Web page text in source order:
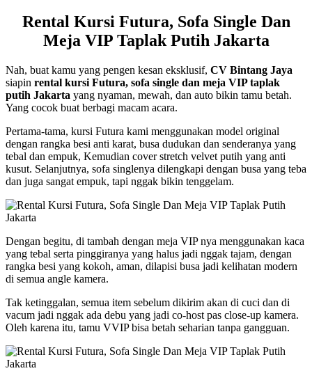
Rental Kursi Futura, Sofa Single Dan
Meja VIP Taplak Putih Jakarta
Nah, buat kamu yang pengen kesan eksklusif, CV Bintang Jaya
siapin rental kursi Futura, sofa single dan meja VIP taplak
putih Jakarta yang nyaman, mewah, dan auto bikin tamu betah.
Yang cocok buat berbagi macam acara.
Pertama-tama, kursi Futura kami menggunakan model original
dengan rangka besi anti karat, busa dudukan dan senderanya yang
tebal dan empuk, Kemudian cover stretch velvet putih yang anti
kusut. Selanjutnya, sofa singlenya dilengkapi dengan busa yang teba
dan juga sangat empuk, tapi nggak bikin tenggelam.
Dengan begitu, di tambah dengan meja VIP nya menggunakan kaca
yang tebal serta pinggiranya yang halus jadi nggak tajam, dengan
rangka besi yang kokoh, aman, dilapisi busa jadi kelihatan modern
di semua angle kamera.
Tak ketinggalan, semua item sebelum dikirim akan di cuci dan di
vacum jadi nggak ada debu yang jadi co-host pas close-up kamera.
Oleh karena itu, tamu VVIP bisa betah seharian tanpa gangguan.